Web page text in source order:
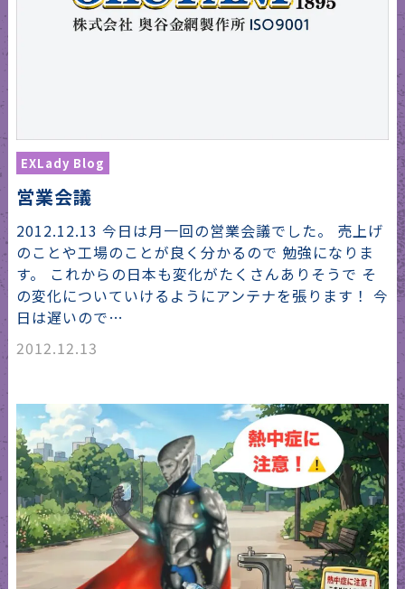
EXLady Blog
営業会議
2012.12.13 今日は月一回の営業会議でした。 売上げ
のことや工場のことが良く分かるので 勉強になりま
す。 これからの日本も変化がたくさんありそうで そ
の変化についていけるようにアンテナを張ります！ 今
日は遅いので…
2012.12.13